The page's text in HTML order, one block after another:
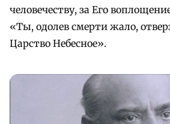
человечеству, за Его
«Ты, одолев смерти жало,
Царство Небесное».